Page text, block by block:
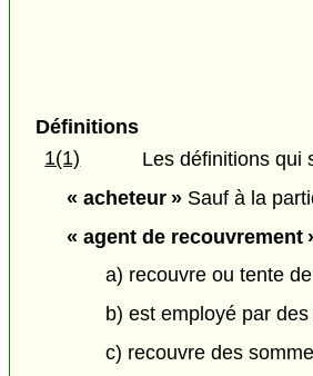
Définitions
1(1)
Les définitions qui
« acheteur »Sauf à la
« agent de recouvrement
a) recouvre ou tente
b) est employé par
c) recouvre des